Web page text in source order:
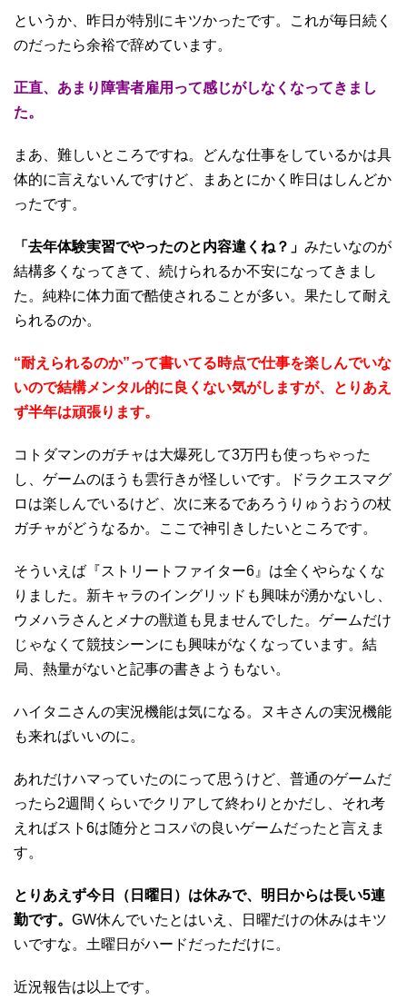
というか、昨日が特別にキツかったです。これが毎日続く
のだったら余裕で辞めています。
正直、あまり障害者雇用って感じがしなくなってきまし
た。
まあ、難しいところですね。どんな仕事をしているかは具
体的に言えないんですけど、まあとにかく昨日はしんどか
ったです。
「去年体験実習でやったのと内容違くね？」 みたいなのが
結構多くなってきて、続けられるか不安になってきまし
た。純粋に体力面で酷使されることが多い。果たして耐え
られるのか。
“耐えられるのか”って書いてる時点で仕事を楽しんでいな
いので結構メンタル的に良くない気がしますが、とりあえ
ず半年は頑張ります。
コトダマンのガチャは大爆死して3万円も使っちゃった
し、ゲームのほうも雲行きが怪しいです。ドラクエスマグ
ロは楽しんでいるけど、次に来るであろうりゅうおうの杖
ガチャがどうなるか。ここで神引きしたいところです。
そういえば『ストリートファイター6』は全くやらなくな
りました。新キャラのイングリッドも興味が湧かないし、
ウメハラさんとメナの獣道も見ませんでした。ゲームだけ
じゃなくて競技シーンにも興味がなくなっています。結
局、熱量がないと記事の書きようもない。
ハイタニさんの実況機能は気になる。ヌキさんの実況機能
も来ればいいのに。
あれだけハマっていたのにって思うけど、普通のゲームだ
ったら2週間くらいでクリアして終わりとかだし、それ考
えればスト6は随分とコスパの良いゲームだったと言えま
す。
とりあえず今日（日曜日）は休みで、明日からは長い5連
勤です。 GW休んでいたとはいえ、日曜だけの休みはキツ
いですな。土曜日がハードだっただけに。
近況報告は以上です。